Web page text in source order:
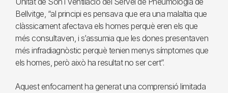
Bellvitge, “al principi es pensava que era una malaltia que
clàssicament afectava els homes perquè eren els que
més consultaven, i s’assumia que les dones presentaven
més infradiagnòstic perquè tenien menys símptomes que
els homes, però això ha resultat no ser cert”.
Aquest enfocament ha generat una comprensió limitada